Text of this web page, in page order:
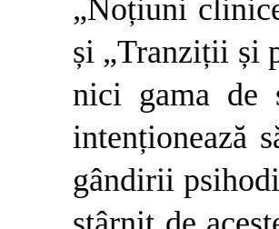
„Noțiuni
și „Tranziții și
nici gama de
intenționează
gândirii